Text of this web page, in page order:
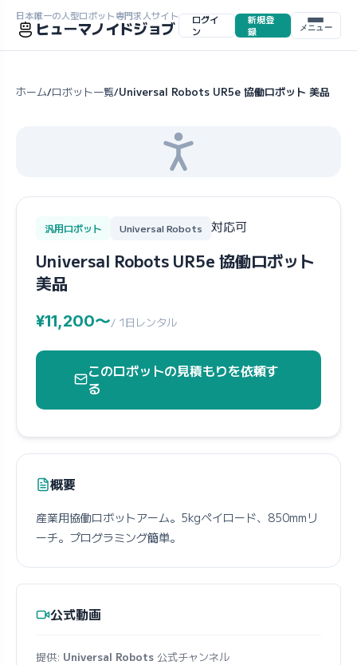
日本唯一の人型ロボット専門求人サイト
ヒューマノイドジョブ
ログイ
ン
新規登
録
メニュー
ホーム/ロボット一覧/Universal Robots UR5e 協働ロボット 美品
汎用ロボット Universal Robots 対応可
Universal Robots UR5e 協働ロボット
美品
¥11,200〜/ 1日レンタル
このロボットの見積もりを依頼す
る
概要
産業用協働ロボットアーム。5kgペイロード、850mmリ
ーチ。プログラミング簡単。
公式動画
提供: Universal Robots 公式チャンネル